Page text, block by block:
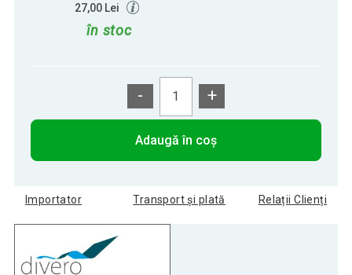
27,00 Lei
în stoc
- +
Adaugă în coș
Importator Transport și plată Relații Clienți